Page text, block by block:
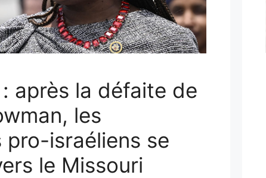
après la défaite de
les
israéliens se
le Missouri